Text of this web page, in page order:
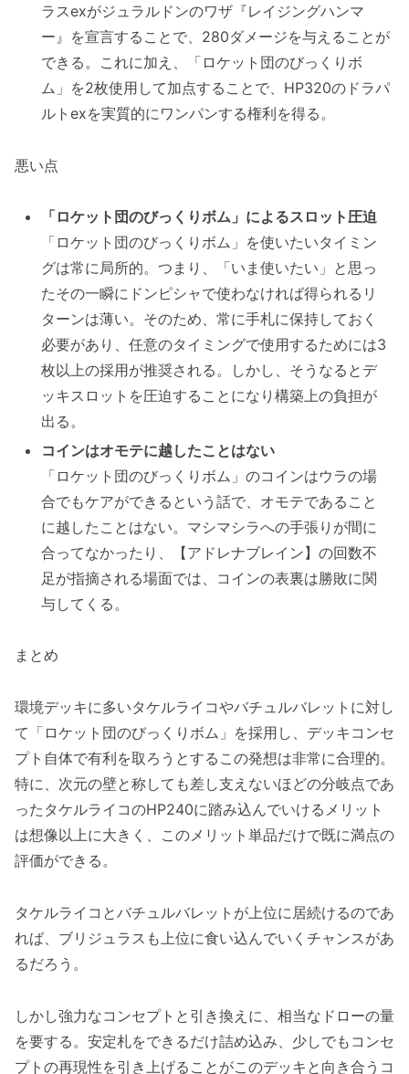
ラスexがジュラルドンのワザ『レイジングハンマ
ー』を宣言することで、280ダメージを与えることが
できる。これに加え、「ロケット団のびっくりボ
ム」を2枚使用して加点することで、HP320のドラパ
ルトexを実質的にワンパンする権利を得る。
悪い点
「ロケット団のびっくりボム」によるスロット圧迫
「ロケット団のびっくりボム」を使いたいタイミン
グは常に局所的。つまり、「いま使いたい」と思っ
たその一瞬にドンピシャで使わなければ得られるリ
ターンは薄い。そのため、常に手札に保持しておく
必要があり、任意のタイミングで使用するためには3
枚以上の採用が推奨される。しかし、そうなるとデ
ッキスロットを圧迫することになり構築上の負担が
出る。
コインはオモテに越したことはない
「ロケット団のびっくりボム」のコインはウラの場
合でもケアができるという話で、オモテであること
に越したことはない。マシマシラへの手張りが間に
合ってなかったり、【アドレナブレイン】の回数不
足が指摘される場面では、コインの表裏は勝敗に関
与してくる。
まとめ
環境デッキに多いタケルライコやバチュルバレットに対し
て「ロケット団のびっくりボム」を採用し、デッキコンセ
プト自体で有利を取ろうとするこの発想は非常に合理的。
特に、次元の壁と称しても差し支えないほどの分岐点であ
ったタケルライコのHP240に踏み込んでいけるメリット
は想像以上に大きく、このメリット単品だけで既に満点の
評価ができる。
タケルライコとバチュルバレットが上位に居続けるのであ
れば、ブリジュラスも上位に食い込んでいくチャンスがあ
るだろう。
しかし強力なコンセプトと引き換えに、相当なドローの量
を要する。安定札をできるだけ詰め込み、少しでもコンセ
プトの再現性を引き上げることがこのデッキと向き合うコ